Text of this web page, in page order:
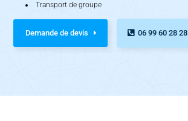
Transport de groupe
Demande de devis 06 99 60 28 28